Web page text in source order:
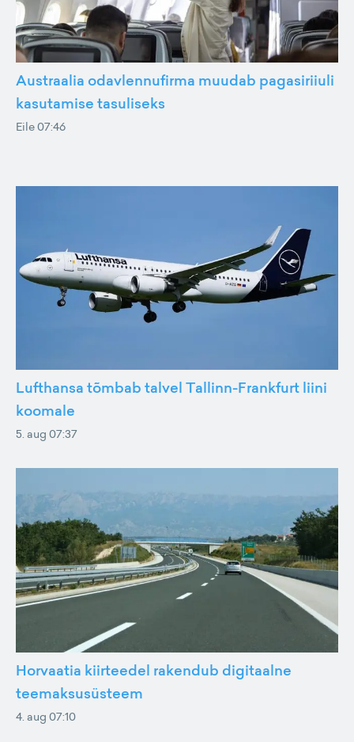
Austraalia odavlennufirma muudab pagasiriiuli
kasutamise tasuliseks
Eile 07:46
Lufthansa tõmbab talvel Tallinn-Frankfurt liini
koomale
5. aug 07:37
Horvaatia kiirteedel rakendub digitaalne
teemaksusüsteem
4. aug 07:10